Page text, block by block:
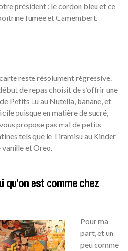
président : le cordon bleu et ce
fumée et Camembert.
reste résolument régressive.
de repas choisit de s’offrir une
Petits Lu au Nutella, banane, et
puisque en matière de sucré,
propose pas mal de petits
tels que le Tiramisu au Kinder
vanille et Oreo.
qu’on est comme chez
Pour ma
part, et un
peu comme